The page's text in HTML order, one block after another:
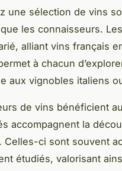
une sélection de vins
les connaisseurs.
alliant vins français
à chacun
aux vignobles italiens
de vins bénéficient
accompagnent la
Celles-ci sont souvent
étudiés, valorisant